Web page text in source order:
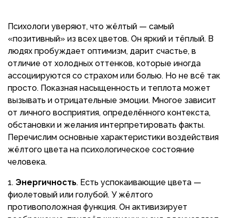
Психологи уверяют, что жёлтый — самый
«позитивный» из всех цветов. Он яркий и тёплый. В
людях пробуждает оптимизм, дарит счастье, в
отличие от холодных оттенков, которые иногда
ассоциируются со страхом или болью. Но не всё так
просто. Показная насыщенность и теплота может
вызывать и отрицательные эмоции. Многое зависит
от личного восприятия, определённого контекста,
обстановки и желания интерпретировать факты.
Перечислим основные характеристики воздействия
жёлтого цвета на психологическое состояние
человека.
Энергичность. Есть успокаивающие цвета —
фиолетовый или голубой. У жёлтого
противоположная функция. Он активизирует